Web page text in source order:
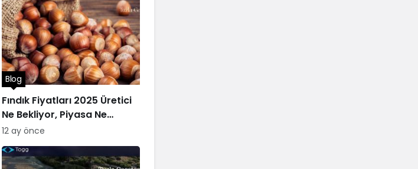
Fındık Fiyatları 2025 Üretici
Ne Bekliyor, Piyasa Ne
Sunuyor?
Blog
12 ay önce